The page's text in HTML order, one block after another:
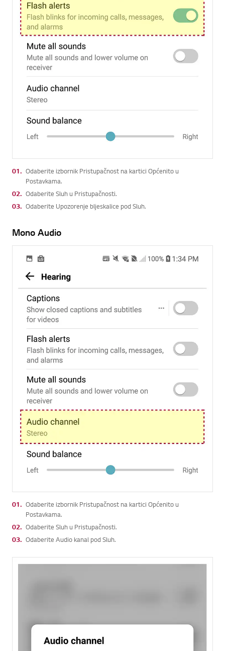
01. Odaberite izbornik Pristupačnost na kartici Općenito u
Postavkama.
02. Odaberite Sluh u Pristupačnosti.
03. Odaberite Upozorenje bljeskalice pod Sluh.
Mono Audio
01. Odaberite izbornik Pristupačnost na kartici Općenito u
Postavkama.
02. Odaberite Sluh u Pristupačnosti.
03. Odaberite Audio kanal pod Sluh.